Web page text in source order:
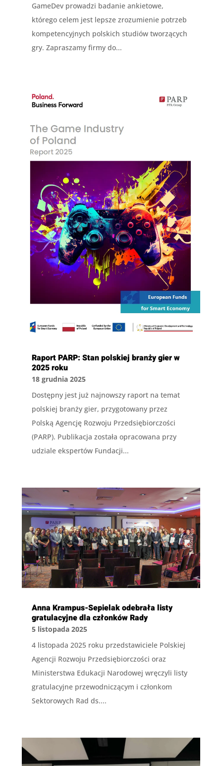
GameDev prowadzi badanie ankietowe,
którego celem jest lepsze zrozumienie potrzeb
kompetencyjnych polskich studiów tworzących
gry. Zapraszamy firmy do...
Raport PARP: Stan polskiej branży gier w
2025 roku
18 grudnia 2025
Dostępny jest już najnowszy raport na temat
polskiej branży gier, przygotowany przez
Polską Agencję Rozwoju Przedsiębiorczości
(PARP). Publikacja została opracowana przy
udziale ekspertów Fundacji...
Anna Krampus-Sepielak odebrała listy
gratulacyjne dla członków Rady
5 listopada 2025
4 listopada 2025 roku przedstawiciele Polskiej
Agencji Rozwoju Przedsiębiorczości oraz
Ministerstwa Edukacji Narodowej wręczyli listy
gratulacyjne przewodniczącym i członkom
Sektorowych Rad ds....